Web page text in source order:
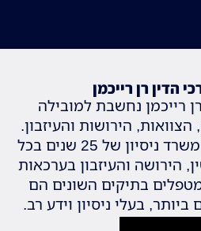
הדין רן רייכמן
רייכמן נחשבת למובילה
הירושות והעיזבון.
לעו"ד רייכמן ולצוות המשרד ניסיון של 25 שנים בכל
הירושה והעיזבון בערכאות
בתיקים השונים הם
ביותר, בעלי ניסיון וידע רב.